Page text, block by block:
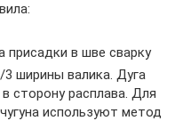
в шве сварку
ширины валика. Дуга
сторону расплава. Для
используют метод